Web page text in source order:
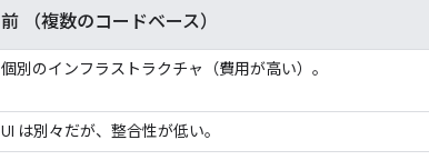
前 （複数のコードベース）
個別のインフラストラクチャ（費用が高い）。
UI は別々だが、整合性が低い。